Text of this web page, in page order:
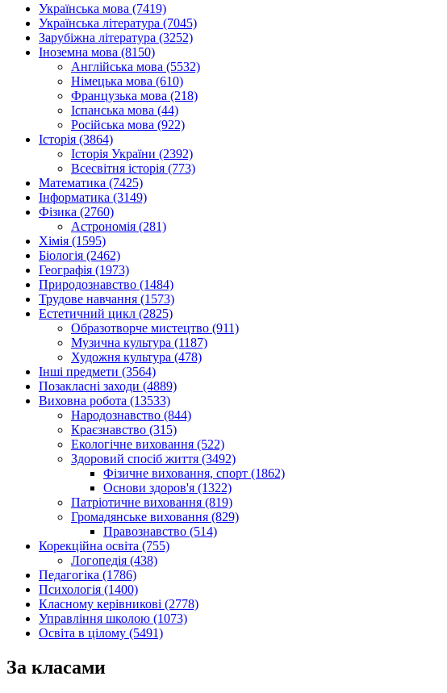
Українська мова (7419)
Українська література (7045)
Зарубіжна література (3252)
Іноземна мова (8150)
Англійська мова (5532)
Німецька мова (610)
Французька мова (218)
Іспанська мова (44)
Російська мова (922)
Історія (3864)
Історія України (2392)
Всесвітня історія (773)
Математика (7425)
Інформатика (3149)
Фізика (2760)
Астрономія (281)
Хімія (1595)
Біологія (2462)
Географія (1973)
Природознавство (1484)
Трудове навчання (1573)
Естетичний цикл (2825)
Образотворче мистецтво (911)
Музична культура (1187)
Художня культура (478)
Інші предмети (3564)
Позакласні заходи (4889)
Виховна робота (13533)
Народознавство (844)
Краєзнавство (315)
Екологічне виховання (522)
Здоровий спосіб життя (3492)
Фізичне виховання, спорт (1862)
Основи здоров'я (1322)
Патріотичне виховання (819)
Громадянське виховання (829)
Правознавство (514)
Корекційна освіта (755)
Логопедія (438)
Педагогіка (1786)
Психологія (1400)
Класному керівникові (2778)
Управління школою (1073)
Освіта в цілому (5491)
За класами